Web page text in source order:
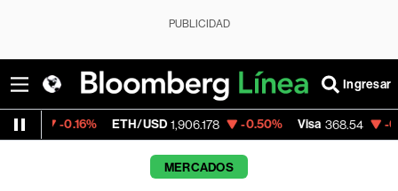
PUBLICIDAD
Ingresar
ETH/USD 1,906.178 -0.50% Visa 368.54 -0.28%
MERCADOS